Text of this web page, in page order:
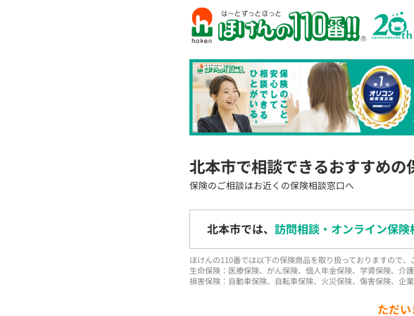
北本市で相談できるおすすめの
保険のご相談はお近くの保険相談窓口へ
北本市では、 訪問相談・オンライン保険
ほけんの110番では以下の保険商品を取り扱っておりますので
生命保険：医療保険、がん保険、個人年金保険、学資保険、介
損害保険：自動車保険、自転車保険、火災保険、傷害保険、企
ただ